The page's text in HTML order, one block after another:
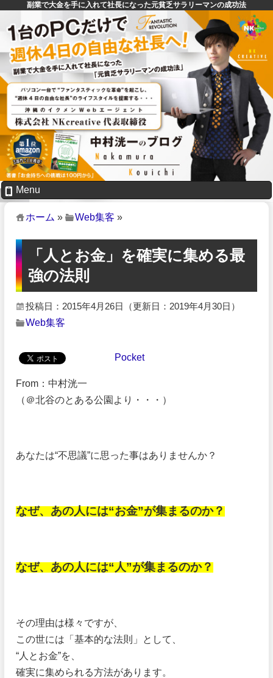
副業で大金を手に入れて社長になった元貧乏サラリーマンの成功法
Menu
ホーム » Web集客 »
「人とお金」を確実に集める最
強の法則
投稿日：2015年4月26日
（更新日：2019年4月30日）
Web集客
Pocket
From：中村洸一
（＠北谷のとある公園より・・・）
あなたは“不思議”に思った事はありませんか？
なぜ、あの人には“お金”が集まるのか？
なぜ、あの人には“人”が集まるのか？
その理由は様々ですが、
この世には「基本的な法則」として、
“人とお金”を、
確実に集められる方法があります。